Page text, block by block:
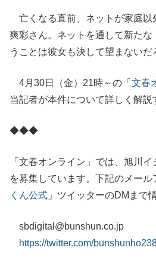
亡くなる直前、ネットが家庭以
爽彩さん。ネットを通して新たな
うことは彼女も決して望まないだ
4月30日（金）21時～の「 文春
当記者が本件について詳しく解説
◆◆◆
「文春オンライン」では、旭川
を募集しています。下記のメール
くん公式 」ツイッターのDMまで
sbdigital@bunshun.co.jp
https://twitter.com/